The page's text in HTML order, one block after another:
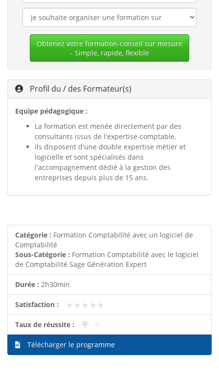
Obtenez votre formation-conseil sur mesure
- Simple, rapide, flexible
Profil du / des Formateur(s)
Equipe pédagogique :
La formation est menée directement par des
consultants issus de l'expertise-comptable.
Ils disposent d'une double expertise métier et
logicielle et sont spécialisés dans
l'accompagnement dédié à la gestion des
entreprises depuis plus de 15 ans.
Catégorie : Formation Comptabilité avec un logiciel de
Comptabilité
Sous-Catégorie : Formation Comptabilité avec le logiciel
de Comptabilité Sage Génération Expert
Durée : 2h30min
Satisfaction : ★★★★★
★★★★★
Taux de réussite : - %
Télécharger le programme